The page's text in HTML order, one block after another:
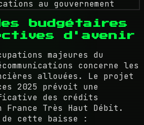
budgétaires
d'avenir
majeures du
concerne les
allouées. Le projet
2025 prévoit une
des crédits
France Très Haut Débit.
cette baisse :